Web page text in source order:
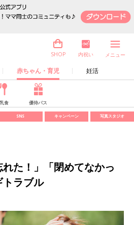
赤ちゃん・育児 妊活
SHOP 内祝い メニュー
食 優待パス
SNS キャンペーン 写真スタジオ
れた！」「閉めてなかっ
ラブル